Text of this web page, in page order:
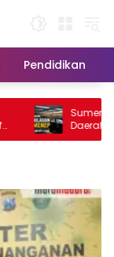
Pendidikan
Sumenep
Daerah